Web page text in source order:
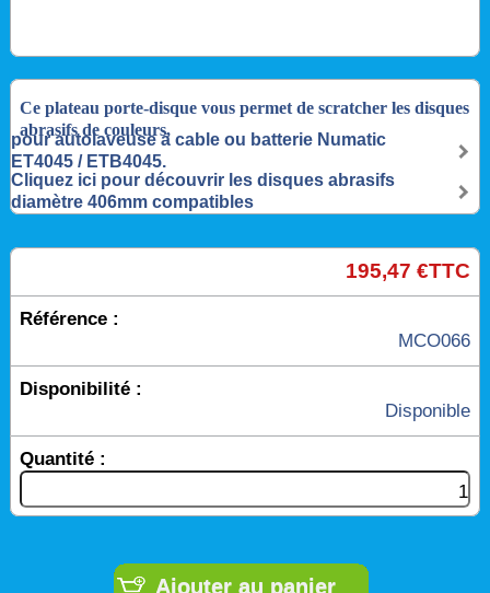
Ce plateau porte-disque vous permet de scratcher les disques
abrasifs de couleurs,
pour autolaveuse à cable ou batterie Numatic
ET4045 / ETB4045.
Cliquez ici pour découvrir les disques abrasifs
diamètre 406mm compatibles
195,47 €TTC
Référence :
MCO066
Disponibilité :
Disponible
Quantité :